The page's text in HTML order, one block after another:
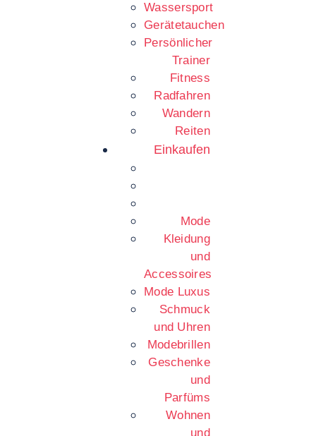
Wassersport
Gerätetauchen
Persönlicher
Trainer
Fitness
Radfahren
Wandern
Reiten
Einkaufen
Mode
Kleidung
und
Accessoires
Mode Luxus
Schmuck
und Uhren
Modebrillen
Geschenke
und
Parfüms
Wohnen
und